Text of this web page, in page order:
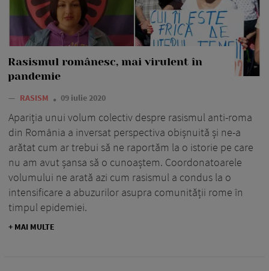
Rasismul românesc, mai virulent în
pandemie
— RASISM 09 iulie 2020
Apariția unui volum colectiv despre rasismul anti-roma
din România a inversat perspectiva obișnuită și ne-a
arătat cum ar trebui să ne raportăm la o istorie pe care
nu am avut șansa să o cunoaștem. Coordonatoarele
volumului ne arată azi cum rasismul a condus la o
intensificare a abuzurilor asupra comunității rome în
timpul epidemiei.
+ MAI MULTE